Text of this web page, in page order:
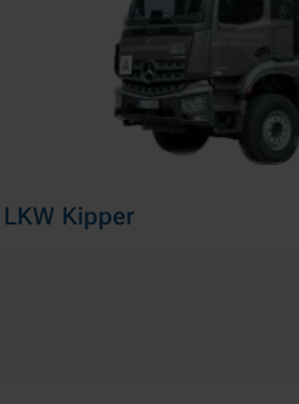
LKW Kipper